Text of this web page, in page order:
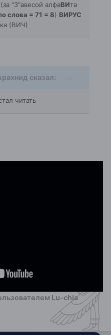
(за "З"авесой алфаВИта
слова = 71 = 8) ВИРУС
(ВИЧ)
сказал:
читать
Lu-chia